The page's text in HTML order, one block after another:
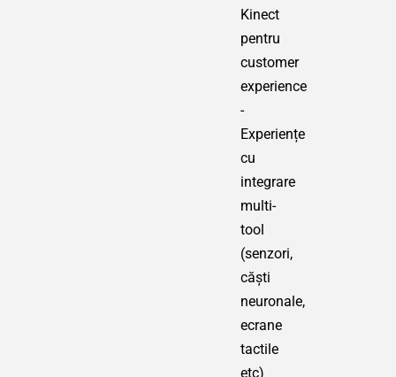
Kinect
pentru
customer
experience
-
Experiențe
cu
integrare
multi-
tool
(senzori,
căști
neuronale,
ecrane
tactile
etc)